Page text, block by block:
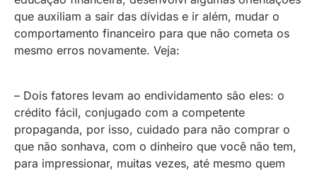
que auxiliam a sair das dívidas e ir além, mudar o
comportamento financeiro para que não cometa os
mesmo erros novamente. Veja:
– Dois fatores levam ao endividamento são eles: o
crédito fácil, conjugado com a competente
propaganda, por isso, cuidado para não comprar o
que não sonhava, com o dinheiro que você não tem,
para impressionar, muitas vezes, até mesmo quem